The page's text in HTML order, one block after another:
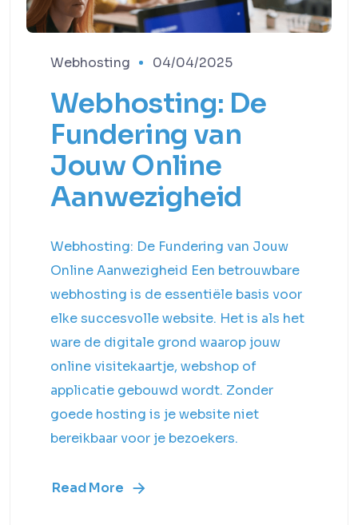
Webhosting 04/04/2025
Webhosting: De
Fundering van
Jouw Online
Aanwezigheid
Webhosting: De Fundering van Jouw
Online Aanwezigheid Een betrouwbare
webhosting is de essentiële basis voor
elke succesvolle website. Het is als het
ware de digitale grond waarop jouw
online visitekaartje, webshop of
applicatie gebouwd wordt. Zonder
goede hosting is je website niet
bereikbaar voor je bezoekers.
Read More